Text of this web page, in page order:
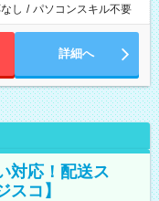
し / パソコンスキル不要
詳細へ
対応！配送ス
コ】